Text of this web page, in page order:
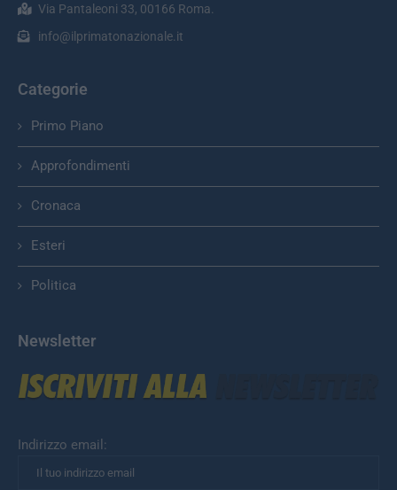
Via Pantaleoni 33, 00166 Roma.
info@ilprimatonazionale.it
Categorie
Primo Piano
Approfondimenti
Cronaca
Esteri
Politica
Newsletter
Indirizzo email: